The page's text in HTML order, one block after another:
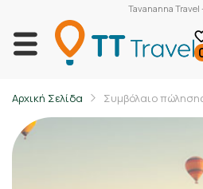
Tavananna Travel
Αρχική Σελίδα Συμβόλαιο